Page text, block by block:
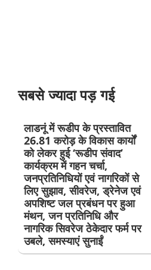
सबसे ज्यादा पड़ गई
लाडनूं में रूडीप के प्रस्तावित
26.81 करोड़ के विकास कार्यों
को लेकर हुई ‘रूडीप संवाद’
कार्यक्रम में गहन चर्चा,
जनप्रतिनिधियों एवं नागरिकों से
लिए सुझाव, सीवरेज, ड्रेनेज एवं
अपशिष्ट जल प्रबंधन पर हुआ
मंथन, जन प्रतिनिधि और
नागरिक सिवरेज ठेकेदार फर्म पर
उबले, समस्याएं सुनाईं